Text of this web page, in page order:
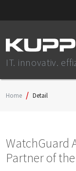
IT. innovativ.
Home Detail
WatchGuard
Partner of